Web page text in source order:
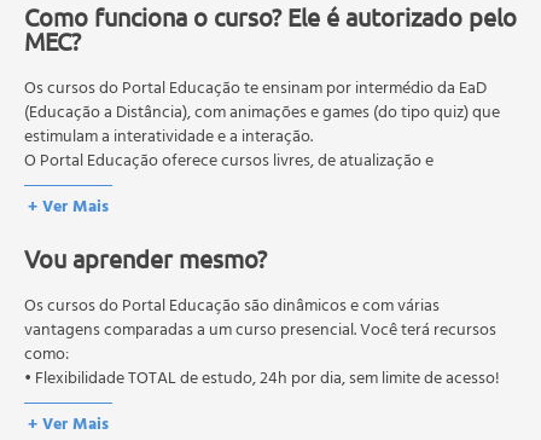
Modulo 3: O Laboratório Clínico;
- Instalações e equipamentos;
- Estufa;
- Forno Pasteur;
- Autoclave;
- Estufa;
- microscópio;
- Balança Analítica e semi analítica;
Modulo 4: Princípios Importantes;
- Princípios de bioquímica;
- Carboidratos;
- Proteínas;
- Lipídios;
Como funciona o curso? Ele é autorizado pelo
MEC?
Os cursos do Portal Educação te ensinam por intermédio da EaD
(Educação a Distância), com animações e games (do tipo quiz) que
estimulam a interatividade e a interação.
O Portal Educação oferece cursos livres, de atualização e
qualificação profissional. São destinados a proporcionar ao
profissional conhecimentos que permitam o desenvolvimento de
O MEC (Ministério da Educação), trata da política nacional de
educação em geral, mas autoriza apenas cursos de graduação e
pós-graduação. Os cursos técnicos e profissionalizantes são
autorizados pelas Secretarias Estaduais de Educação.
+ Ver Mais
Vou aprender mesmo?
Os cursos do Portal Educação são dinâmicos e com várias
vantagens comparadas a um curso presencial. Você terá recursos
como:
• Flexibilidade TOTAL de estudo, 24h por dia, sem limite de acesso!
+ Ver Mais